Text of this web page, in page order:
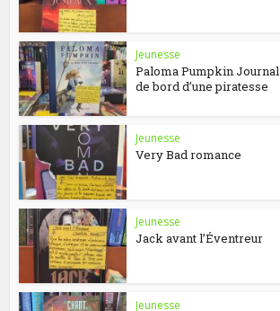
Jeunesse
Paloma Pumpkin Journal
de bord d’une piratesse
Jeunesse
Very Bad romance
Jeunesse
Jack avant l’Éventreur
Jeunesse